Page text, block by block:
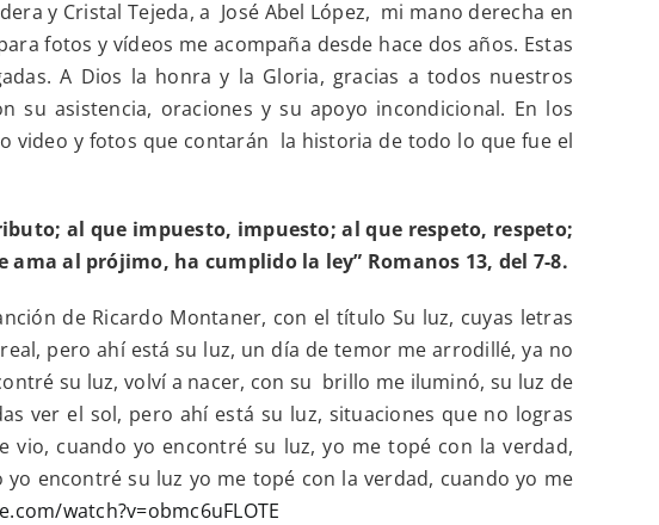
y Cristal Tejeda, a José Abel López, mi mano derecha en
fotos y vídeos me acompaña desde hace dos años. Estas
A Dios la honra y la Gloria, gracias a todos nuestros
asistencia, oraciones y su apoyo incondicional. En los
video y fotos que contarán la historia de todo lo que fue el
al que impuesto, impuesto; al que respeto, respeto;
al prójimo, ha cumplido la ley” Romanos 13, del 7-8.
de Ricardo Montaner, con el título Su luz, cuyas letras
pero ahí está su luz, un día de temor me arrodillé, ya no
su luz, volví a nacer, con su brillo me iluminó, su luz de
ver el sol, pero ahí está su luz, situaciones que no logras
cuando yo encontré su luz, yo me topé con la verdad,
encontré su luz yo me topé con la verdad, cuando yo me
watch?v=obmc6uFLOTE